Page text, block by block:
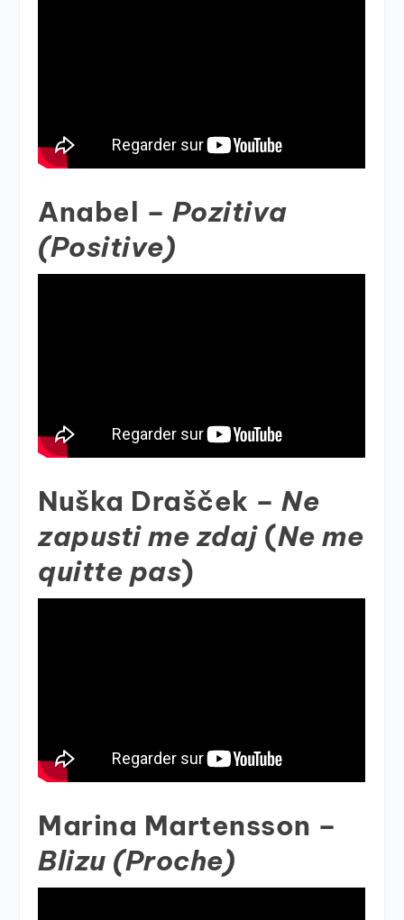
Anabel – Pozitiva
(Positive)
Nuška Drašček –Ne
zapusti me zdaj(Ne me
quitte pas)
Marina Martensson –
Blizu (Proche)